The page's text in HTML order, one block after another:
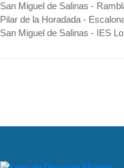
San Miguel de Salinas -
Pilar de la Horadada -
San Miguel de Salinas - IES